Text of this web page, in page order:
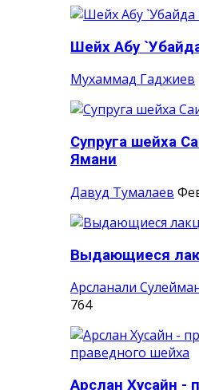
Шейх Абу
Мухаммад Гаджиев
Супруга шейха
Ямани
Давуд Тумалаев
Выдающиеся
Арсланали
764
Арслан Хусайн -